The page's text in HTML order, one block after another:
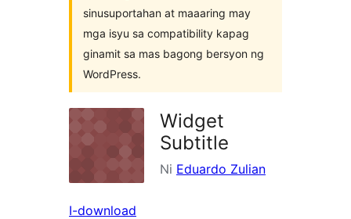
sinusuportahan at maaaring may
mga isyu sa compatibility kapag
ginamit sa mas bagong bersyon ng
WordPress.
Widget
Subtitle
Ni Eduardo Zulian
I-download